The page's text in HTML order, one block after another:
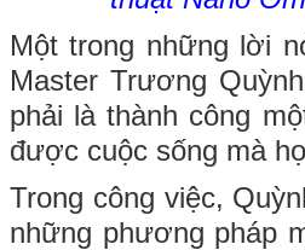
Một trong những lời
Master Trương
phải là thành công
được cuộc sống mà
Trong công việc,
những phương pháp